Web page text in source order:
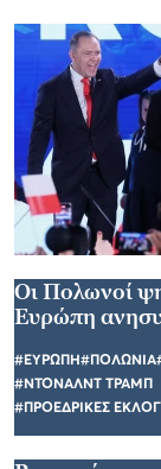
Οι Πολωνοί
Ευρώπη
#ΕΥΡΩΠΗ#ΠΟΛΩΝΙΑ
#ΝΤΟΝΑΛΝΤ ΤΡΑΜΠ
#ΠΡΟΕΔΡΙΚΕΣ